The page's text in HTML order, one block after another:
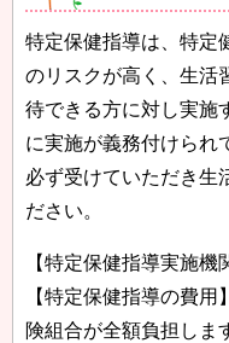
特定保健指導は、特定
のリスクが高く、生活
待できる方に対し実施
に実施が義務付けられ
必ず受けていただき生
ださい。
【特定保健指導実施
【特定保健指導の費
険組合が全額負担しま